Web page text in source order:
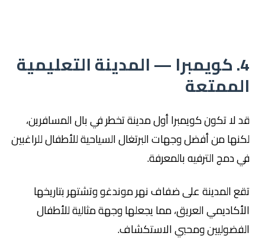
4. كويمبرا — المدينة التعليمية
الممتعة
قد لا تكون كويمبرا أول مدينة تخطر في بال المسافرين،
لكنها من أفضل وجهات البرتغال السياحية للأطفال للراغبين
في دمج الترفيه بالمعرفة.
تقع المدينة على ضفاف نهر موندغو وتشتهر بتاريخها
الأكاديمي العريق، مما يجعلها وجهة مثالية للأطفال
الفضوليين ومحبي الاستكشاف.